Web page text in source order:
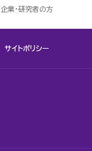
企業・研究者の方
サイトポリシー